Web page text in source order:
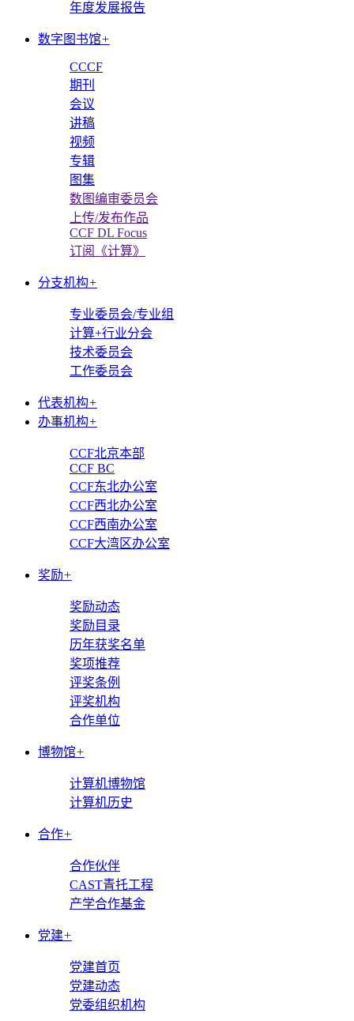
年度发展报告
数字图书馆+
CCCF
期刊
会议
讲稿
视频
专辑
图集
数图编审委员会
上传/发布作品
CCF DL Focus
订阅《计算》
分支机构+
专业委员会/专业组
计算+行业分会
技术委员会
工作委员会
代表机构+
办事机构+
CCF北京本部
CCF BC
CCF东北办公室
CCF西北办公室
CCF西南办公室
CCF大湾区办公室
奖励+
奖励动态
奖励目录
历年获奖名单
奖项推荐
评奖条例
评奖机构
合作单位
博物馆+
计算机博物馆
计算机历史
合作+
合作伙伴
CAST青托工程
产学合作基金
党建+
党建首页
党建动态
党委组织机构